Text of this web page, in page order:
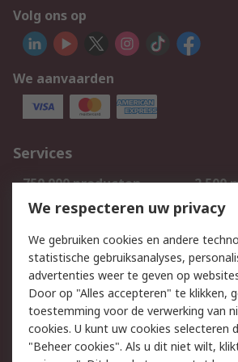
Volg ons op
We aanvaarden
Services
750.000 producten
2.500
Bestellen
Track & Trace
Wettelijk
Cookiebeleid
Email
Privacybeleid
We respecteren uw privacy
We gebruiken cookies en andere
statistische gebruiksanalyses,
advertenties weer te geven op
Door op "Alles accepteren" te klikken,
toestemming voor de verwerking van
cookies. U kunt uw cookies selecteren
"Beheer cookies". Als u dit niet wilt,